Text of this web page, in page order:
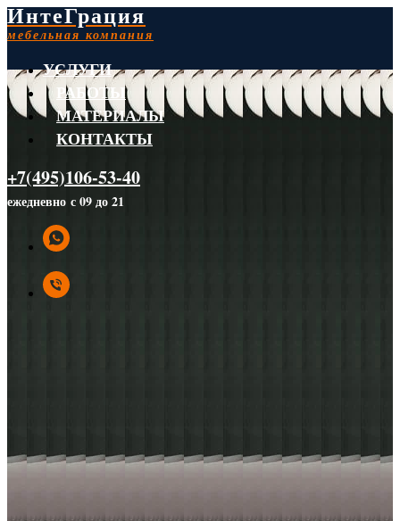
ИнтеГрация
мебельная компания
УСЛУГИ
РАБОТЫ
МАТЕРИАЛЫ
КОНТАКТЫ
+7(495)106-53-40
ежедневно с 09 до 21